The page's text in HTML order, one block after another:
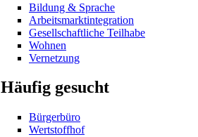
Bildung & Sprache
Arbeitsmarktintegration
Gesellschaftliche Teilhabe
Wohnen
Vernetzung
Häufig gesucht
Bürgerbüro
Wertstoffhof